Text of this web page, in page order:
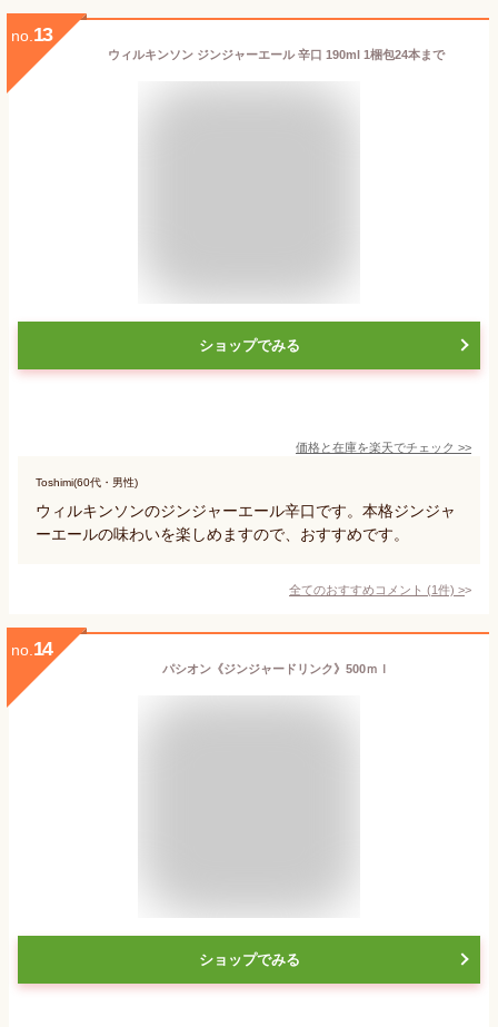
no. 13
ウィルキンソン ジンジャーエール 辛口 190ml 1梱包24本まで
ショップでみる
価格と在庫を楽天でチェック >>
Toshimi(60代・男性)
ウィルキンソンのジンジャーエール辛口です。本格ジンジャ
ーエールの味わいを楽しめますので、おすすめです。
全てのおすすめコメント (1件) >
no. 14
パシオン《ジンジャードリンク》500ｍｌ
ショップでみる